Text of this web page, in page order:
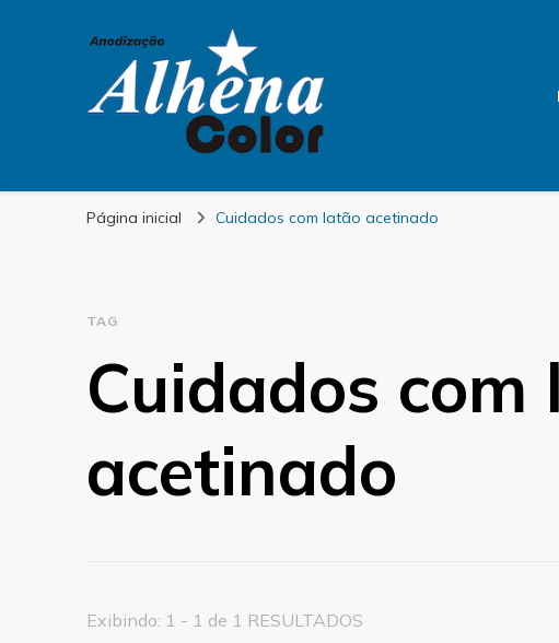
Alhena Color
Página inicial Cuidados com latão acetinado
TAG
Cuidados com
acetinado
Exibindo: 1 - 1 de 1 RESULTADOS